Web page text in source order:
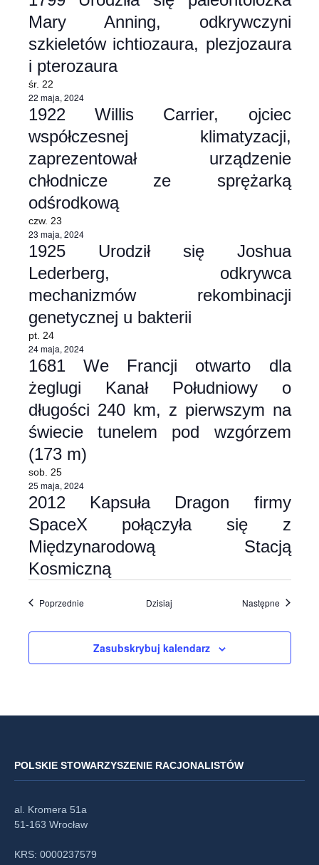
Mary Anning, odkrywczyni
szkieletów ichtiozaura, plezjozaura
i pterozaura
śr. 22
22 maja, 2024
1922 Willis Carrier, ojciec
współczesnej klimatyzacji,
zaprezentował urządzenie
chłodnicze ze sprężarką
odśrodkową
czw. 23
23 maja, 2024
1925 Urodził się Joshua
Lederberg, odkrywca
mechanizmów rekombinacji
genetycznej u bakterii
pt. 24
24 maja, 2024
1681 We Francji otwarto dla
żeglugi Kanał Południowy o
długości 240 km, z pierwszym na
świecie tunelem pod wzgórzem
(173 m)
sob. 25
25 maja, 2024
2012 Kapsuła Dragon firmy
SpaceX połączyła się z
Międzynarodową Stacją
Kosmiczną
PoprzednieWydarzenia Dzisiaj Następne
Zasubskrybuj kalendarz
POLSKIE STOWARZYSZENIE RACJONALISTÓW
al. Kromera 51a
51-163 Wrocław
KRS: 0000237579